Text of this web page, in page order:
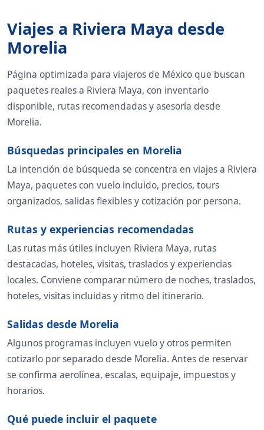
Viajes a Riviera Maya desde
Morelia
Página optimizada para viajeros de México que buscan
paquetes reales a Riviera Maya, con inventario
disponible, rutas recomendadas y asesoría desde
Morelia.
Búsquedas principales en Morelia
La intención de búsqueda se concentra en viajes a Riviera
Maya, paquetes con vuelo incluido, precios, tours
organizados, salidas flexibles y cotización por persona.
Rutas y experiencias recomendadas
Las rutas más útiles incluyen Riviera Maya, rutas
destacadas, hoteles, visitas, traslados y experiencias
locales. Conviene comparar número de noches, traslados,
hoteles, visitas incluidas y ritmo del itinerario.
Salidas desde Morelia
Algunos programas incluyen vuelo y otros permiten
cotizarlo por separado desde Morelia. Antes de reservar
se confirma aerolínea, escalas, equipaje, impuestos y
horarios.
Qué puede incluir el paquete